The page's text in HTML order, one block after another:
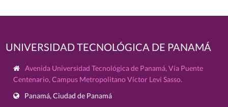
UNIVERSIDAD TECNOLÓGICA DE PANAMÁ
Avenida Universidad Tecnológica de Panamá, Vía Puente
Centenario, Campus Metropolitano Víctor Levi Sasso.
Panamá, Ciudad de Panamá